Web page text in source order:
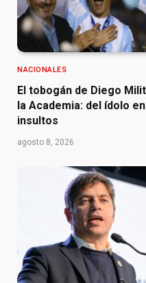
NACIONALES
El tobogán de Diego
la Academia: del ídolo
insultos
agosto 8, 2026